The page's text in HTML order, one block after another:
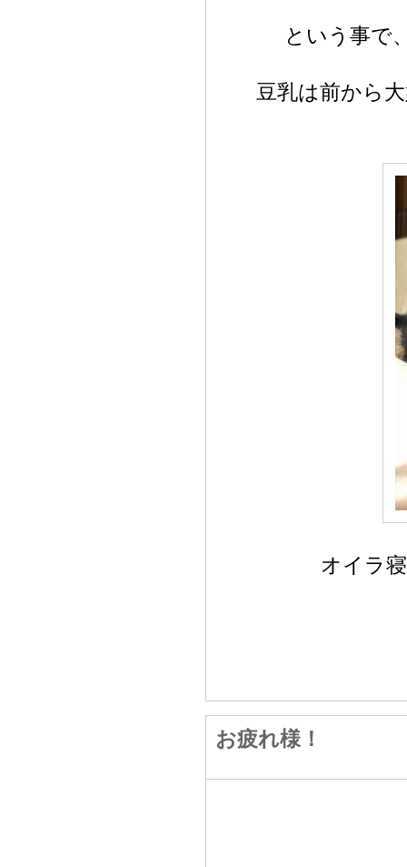
という事で
豆乳は前から
オイラ
お疲れ様！